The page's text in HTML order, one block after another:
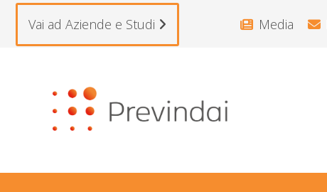
Vai ad Aziende e Studi Media